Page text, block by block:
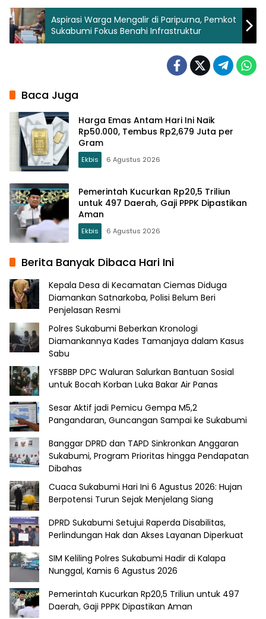
Aspirasi Warga Mengalir di Paripurna, Pemkot
Sukabumi Fokus Benahi Infrastruktur
Baca Juga
Harga Emas Antam Hari Ini Naik
Rp50.000, Tembus Rp2,679 Juta per
Gram
Ekbis 6 Agustus 2026
Pemerintah Kucurkan Rp20,5 Triliun
untuk 497 Daerah, Gaji PPPK Dipastikan
Aman
Ekbis 6 Agustus 2026
Berita Banyak Dibaca Hari Ini
Kepala Desa di Kecamatan Ciemas Diduga
Diamankan Satnarkoba, Polisi Belum Beri
Penjelasan Resmi
Polres Sukabumi Beberkan Kronologi
Diamankannya Kades Tamanjaya dalam Kasus
Sabu
YFSBBP DPC Waluran Salurkan Bantuan Sosial
untuk Bocah Korban Luka Bakar Air Panas
Sesar Aktif jadi Pemicu Gempa M5,2
Pangandaran, Guncangan Sampai ke Sukabumi
Banggar DPRD dan TAPD Sinkronkan Anggaran
Sukabumi, Program Prioritas hingga Pendapatan
Dibahas
Cuaca Sukabumi Hari Ini 6 Agustus 2026: Hujan
Berpotensi Turun Sejak Menjelang Siang
DPRD Sukabumi Setujui Raperda Disabilitas,
Perlindungan Hak dan Akses Layanan Diperkuat
SIM Keliling Polres Sukabumi Hadir di Kalapa
Nunggal, Kamis 6 Agustus 2026
Pemerintah Kucurkan Rp20,5 Triliun untuk 497
Daerah, Gaji PPPK Dipastikan Aman